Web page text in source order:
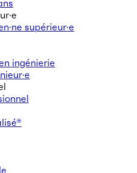
supérieur·e
ingénierie